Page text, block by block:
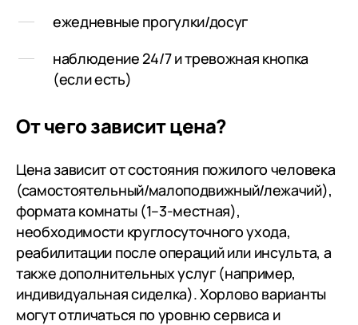
ежедневные прогулки/досуг
наблюдение 24/7 и тревожная кнопка
(если есть)
От чего зависит цена?
Цена зависит от состояния пожилого человека
(самостоятельный/малоподвижный/лежачий),
формата комнаты (1–3-местная),
необходимости круглосуточного ухода,
реабилитации после операций или инсульта, а
также дополнительных услуг (например,
индивидуальная сиделка). Хорлово варианты
могут отличаться по уровню сервиса и